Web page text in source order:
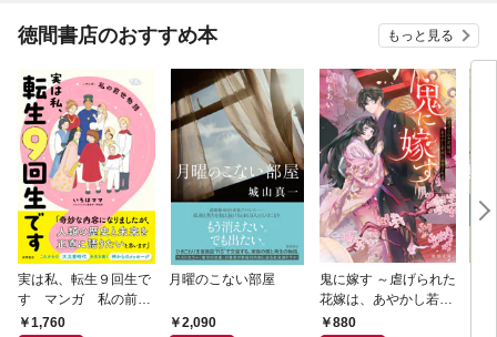
徳間書店のおすすめ本 もっと見る
実は私、転生９回生で
す マンガ 私の前世
物語1,760
月曜のこない部屋
2,090
鬼に嫁す ～虐げられた
花嫁は、あやかし若頭
に溺愛される～
880